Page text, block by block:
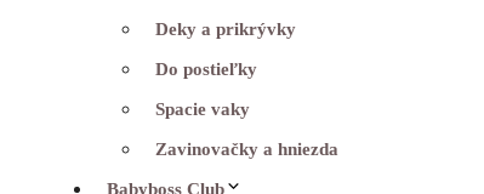
Deky a prikrývky
Do postieľky
Spacie vaky
Zavinovačky a hniezda
Babyboss Club